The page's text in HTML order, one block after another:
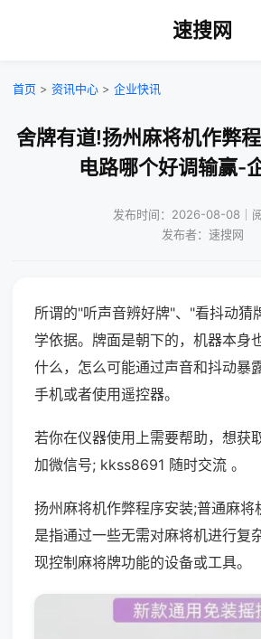
速搜网
首页 > 资讯中心 > 企业快讯
舍牌有道!扬州麻将机作弊
电路哪个好调输赢-
发布时间：2026-08-08｜
发布者：速搜网
所谓的"听声音辨好牌"、"看抖动猜
学依据。牌面是朝下的，机器本身
什么，怎么可能通过声音和抖动暴
手机或者使用遥控器。
若你在仪器使用上需要帮助，想获
加微信号; kkss8691 随时交流 。
扬州麻将机作弊程序安装;普通麻将
是指通过一些无需对麻将机进行复
现控制麻将牌功能的设备或工具。